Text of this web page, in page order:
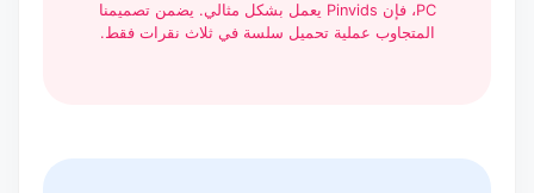
PC، فإن Pinvids يعمل بشكل مثالي. يضمن تصميمنا
المتجاوب عملية تحميل سلسة في ثلاث نقرات فقط.